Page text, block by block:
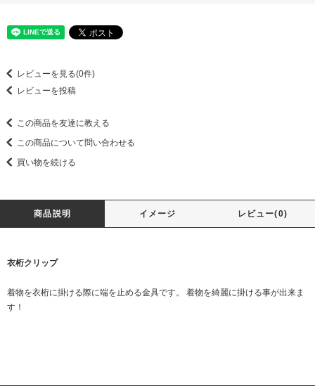
レビューを見る(0件)
レビューを投稿
この商品を友達に教える
この商品について問い合わせる
買い物を続ける
商品説明 イメージ レビュー(0)
衣桁クリップ
着物を衣桁に掛ける際に端を止める金具です。 着物を綺麗に掛ける事が出来ま
す！